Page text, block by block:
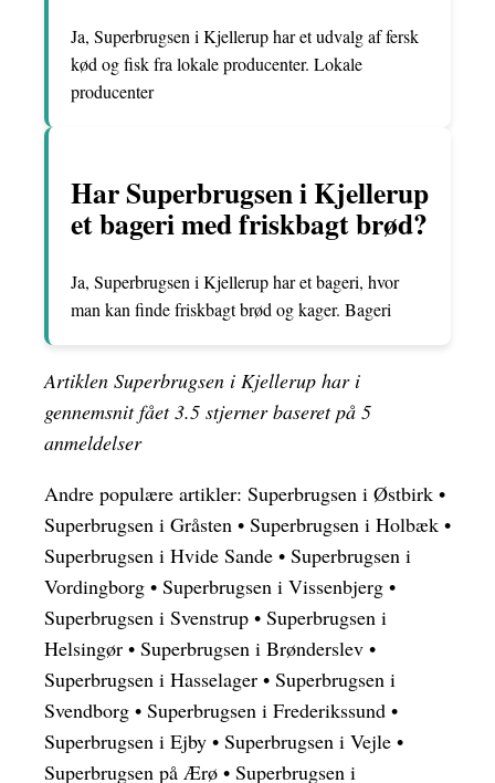
Ja, Superbrugsen i Kjellerup har et udvalg af fersk
kød og fisk fra lokale producenter. Lokale
producenter
Har Superbrugsen i Kjellerup
et bageri med friskbagt brød?
Ja, Superbrugsen i Kjellerup har et bageri, hvor
man kan finde friskbagt brød og kager. Bageri
Artiklen Superbrugsen i Kjellerup har i
gennemsnit fået3.5 stjerner baseret på 5
anmeldelser
Andre populære artikler: Superbrugsen i Østbirk •
Superbrugsen i Gråsten • Superbrugsen i Holbæk •
Superbrugsen i Hvide Sande • Superbrugsen i
Vordingborg • Superbrugsen i Vissenbjerg •
Superbrugsen i Svenstrup • Superbrugsen i
Helsingør • Superbrugsen i Brønderslev •
Superbrugsen i Hasselager • Superbrugsen i
Svendborg • Superbrugsen i Frederikssund •
Superbrugsen i Ejby • Superbrugsen i Vejle •
Superbrugsen på Ærø • Superbrugsen i